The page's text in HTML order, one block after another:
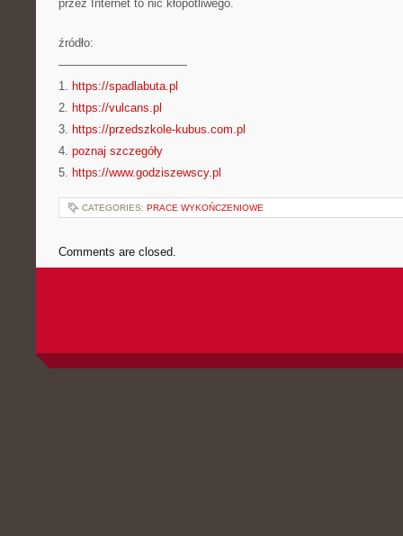
przez Internet to nic kłopotliwego.
źródło:
———————————
1. https://spadlabuta.pl
2. https://vulcans.pl
3. https://przedszkole-kubus.com.pl
4. poznaj szczegóły
5. https://www.godziszewscy.pl
CATEGORIES: PRACE WYKOŃCZENIOWE
Comments are closed.